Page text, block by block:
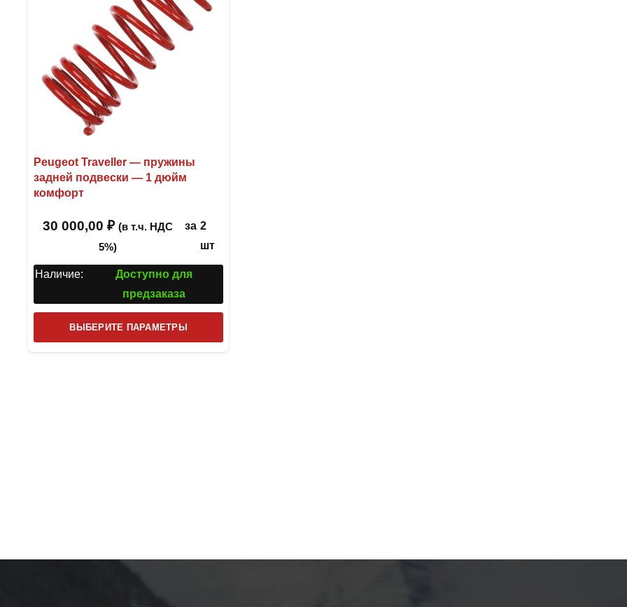
Peugeot Traveller — пружины
задней подвески — 1 дюйм
комфорт
30 000,00 ₽ (в т.ч. НДС
5%)
за 2
шт
Наличие:
Доступно для
предзаказа
ВЫБЕРИТЕ ПАРАМЕТРЫ
товар